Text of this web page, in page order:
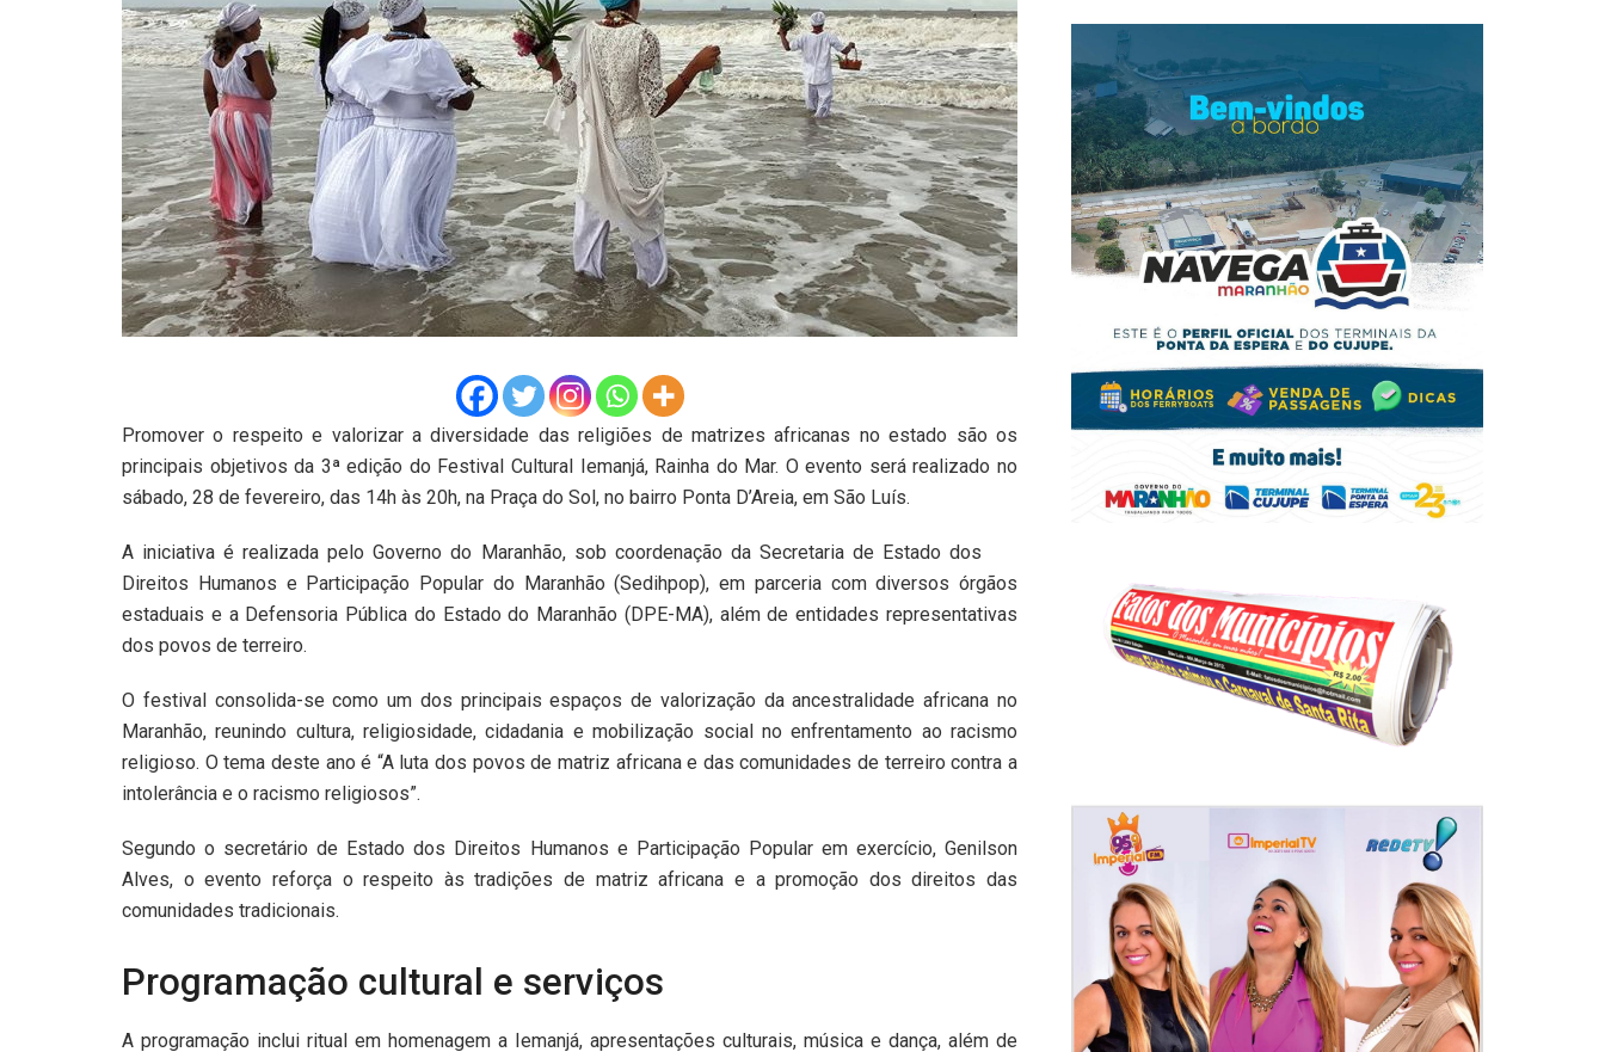
Promover o respeito e valorizar a diversidade das religiões de matrizes africanas no estado são os
principais objetivos da 3ª edição do Festival Cultural Iemanjá, Rainha do Mar. O evento será realizado no
sábado, 28 de fevereiro, das 14h às 20h, na Praça do Sol, no bairro Ponta D’Areia, em São Luís.
A iniciativa é realizada pelo Governo do Maranhão, sob coordenação da Secretaria de Estado dos
Direitos Humanos e Participação Popular do Maranhão (Sedihpop), em parceria com diversos órgãos
estaduais e a Defensoria Pública do Estado do Maranhão (DPE-MA), além de entidades representativas
dos povos de terreiro.
O festival consolida-se como um dos principais espaços de valorização da ancestralidade africana no
Maranhão, reunindo cultura, religiosidade, cidadania e mobilização social no enfrentamento ao racismo
religioso. O tema deste ano é “A luta dos povos de matriz africana e das comunidades de terreiro contra a
intolerância e o racismo religiosos”.
Segundo o secretário de Estado dos Direitos Humanos e Participação Popular em exercício, Genilson
Alves, o evento reforça o respeito às tradições de matriz africana e a promoção dos direitos das
comunidades tradicionais.
Programação cultural e serviços
A programação inclui ritual em homenagem a Iemanjá, apresentações culturais, música e dança, além de